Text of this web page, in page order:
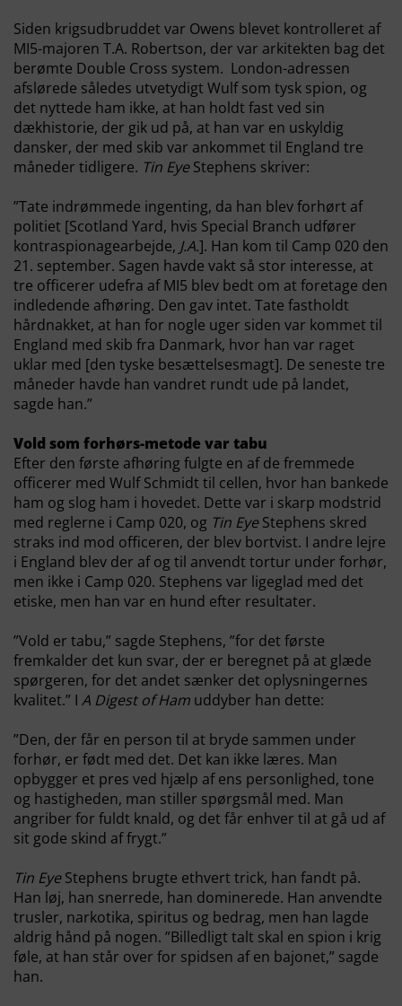
Siden krigsudbruddet var Owens blevet kontrolleret af
MI5-majoren T.A. Robertson, der var arkitekten bag det
berømte Double Cross system. London-adressen
afslørede således utvetydigt Wulf som tysk spion, og
det nyttede ham ikke, at han holdt fast ved sin
dækhistorie, der gik ud på, at han var en uskyldig
dansker, der med skib var ankommet til England tre
måneder tidligere. Tin EyeStephens skriver:
”Tate indrømmede ingenting, da han blev forhørt af
politiet [Scotland Yard, hvis Special Branch udfører
kontraspionagearbejde, J.A.]. Han kom til Camp 020 den
21. september. Sagen havde vakt så stor interesse, at
tre officerer udefra af MI5 blev bedt om at foretage den
indledende afhøring. Den gav intet. Tate fastholdt
hårdnakket, at han for nogle uger siden var kommet til
England med skib fra Danmark, hvor han var raget
uklar med [den tyske besættelsesmagt]. De seneste tre
måneder havde han vandret rundt ude på landet,
sagde han.”
Vold som forhørs-metode var tabu
Efter den første afhøring fulgte en af de fremmede
officerer med Wulf Schmidt til cellen, hvor han bankede
ham og slog ham i hovedet. Dette var i skarp modstrid
med reglerne i Camp 020, og Tin EyeStephens skred
straks ind mod officeren, der blev bortvist. I andre lejre
i England blev der af og til anvendt tortur under forhør,
men ikke i Camp 020. Stephens var ligeglad med det
etiske, men han var en hund efter resultater.
”Vold er tabu,” sagde Stephens, ”for det første
fremkalder det kun svar, der er beregnet på at glæde
spørgeren, for det andet sænker det oplysningernes
kvalitet.” I A Digest of Ham uddyber han dette:
”Den, der får en person til at bryde sammen under
forhør, er født med det. Det kan ikke læres. Man
opbygger et pres ved hjælp af ens personlighed, tone
og hastigheden, man stiller spørgsmål med. Man
angriber for fuldt knald, og det får enhver til at gå ud af
sit gode skind af frygt.”
Tin EyeStephens brugte ethvert trick, han fandt på.
Han løj, han snerrede, han dominerede. Han anvendte
trusler, narkotika, spiritus og bedrag, men han lagde
aldrig hånd på nogen. ”Billedligt talt skal en spion i krig
føle, at han står over for spidsen af en bajonet,” sagde
han.